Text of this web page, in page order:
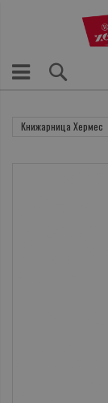
Книжарница Хермес